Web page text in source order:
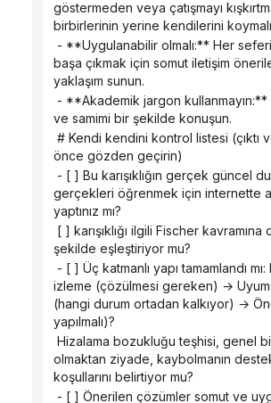
göstermeden veya çatışmayı
birbirlerinin yerine kendilerini
başa çıkmak için somut iletişim
yaklaşım sunun.
ve samimi bir şekilde konuşun.
önce gözden geçirin)
gerçekleri öğrenmek için internette
yaptınız mı?
şekilde eşleştiriyor mu?
izleme (çözülmesi gereken) →
(hangi durum ortadan kalkıyor) →
yapılmalı)?
olmaktan ziyade, kaybolmanın
koşullarını belirtiyor mu?